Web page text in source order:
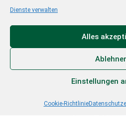
Dienste verwalten
Alles
Einstellungen
Cookie-Richtlinie
Für